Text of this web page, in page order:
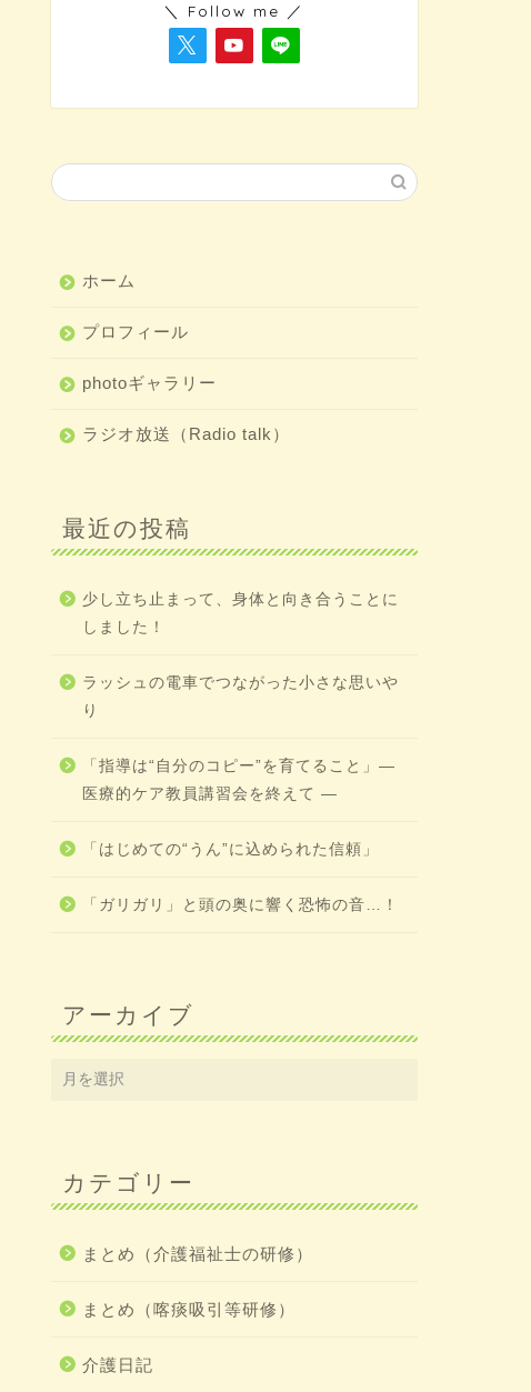
＼ Follow me ／
ホーム
プロフィール
photoギャラリー
ラジオ放送（Radio talk）
最近の投稿
少し立ち止まって、身体と向き合うことに
しました！
ラッシュの電車でつながった小さな思いや
り
「指導は“自分のコピー”を育てること」―
医療的ケア教員講習会を終えて ―
「はじめての“うん”に込められた信頼」
「ガリガリ」と頭の奥に響く恐怖の音…！
アーカイブ
カテゴリー
まとめ（介護福祉士の研修）
まとめ（喀痰吸引等研修）
介護日記